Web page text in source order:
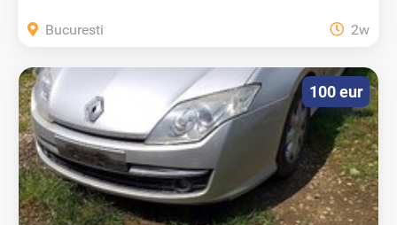
Bucuresti 2w
100 eur